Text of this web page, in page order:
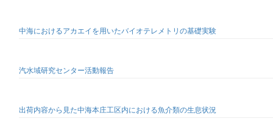
中海におけるアカエイを用いたバイオテレメトリの基礎実験
汽水域研究センター活動報告
出荷内容から見た中海本庄工区内における魚介類の生息状況